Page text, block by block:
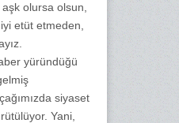
olursa olsun,
etüt etmeden,
yüründüğü
siyaset
Yani,